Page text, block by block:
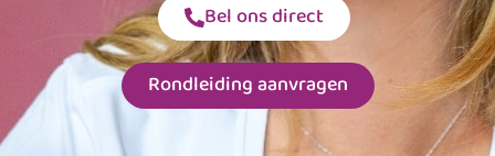
Bel ons direct
Rondleiding aanvragen